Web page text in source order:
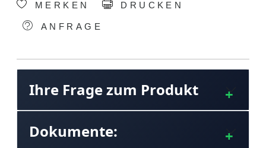
MERKEN DRUCKEN
ANFRAGE
Ihre Frage zum Produkt
Dokumente: